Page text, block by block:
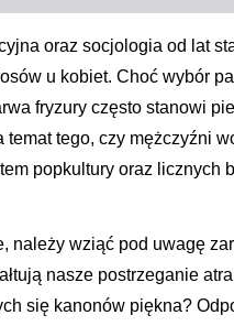
oraz socjologia od lat
u kobiet. Choć wybór
fryzury często stanowi
tego, czy mężczyźni
popkultury oraz licznych
należy wziąć pod uwagę
nasze postrzeganie
się kanonów piękna?